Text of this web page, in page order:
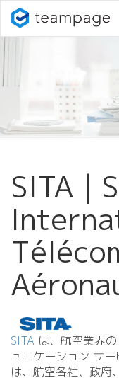
SITA |
SITA は、航空業界
ュニケーション サ
は、航空各社、政